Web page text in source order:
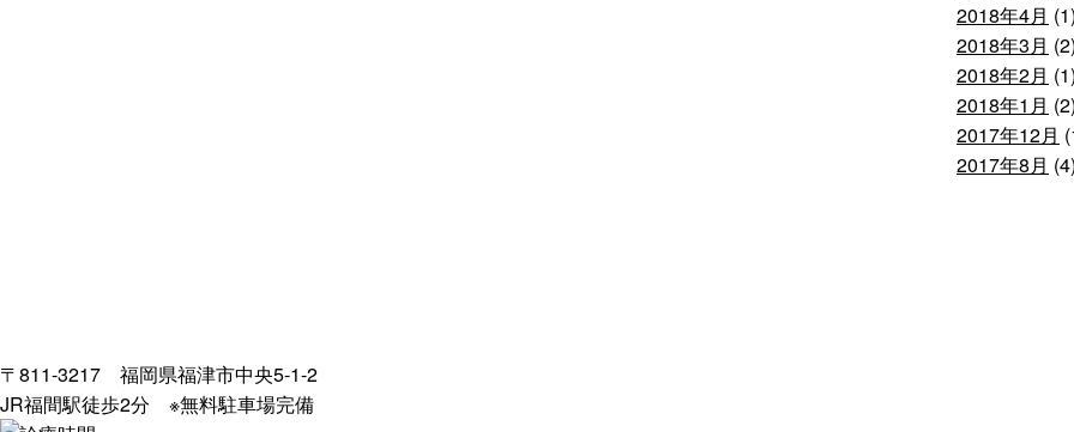
2018年4月 (1)
2018年3月 (2)
2018年2月 (1)
2018年1月 (2)
2017年12月
2017年8月 (4)
〒811-3217 福岡県福津市中央5-1-2
JR福間駅徒歩2分
※無料駐車場完備